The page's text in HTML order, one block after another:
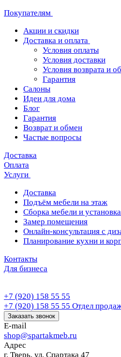
Покупателям
Акции и скидки
Доставка и оплата
Условия оплаты
Условия доставки
Условия возврата и
Гарантия
Салоны
Идеи для дома
Блог
Гарантия
Возврат и обмен
Частые вопросы
Доставка
Оплата
Услуги
Доставка
Подъём мебели на этаж
Сборка мебели и
Замер помещения
Онлайн-консультация с
Планирование кухни и
Контакты
Для бизнеса
+7 (920) 158 55 55
+7 (920) 158 55 55 Отдел
Заказать звонок
E-mail
shop@spartakmeb.ru
Адрес
г. Тверь, ул. Спартака 47